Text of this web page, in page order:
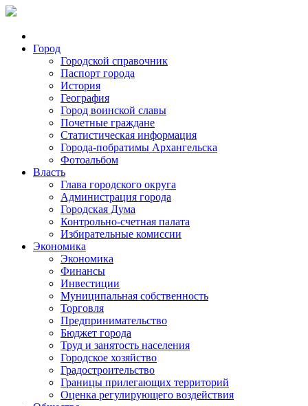
Город
Городской справочник
Паспорт города
История
География
Город воинской славы
Почетные граждане
Статистическая информация
Города-побратимы Архангельска
Фотоальбом
Власть
Глава городского округа
Администрация города
Городская Дума
Контрольно-счетная палата
Избирательные комиссии
Экономика
Экономика
Финансы
Инвестиции
Муниципальная собственность
Торговля
Предпринимательство
Бюджет города
Труд и занятость населения
Городское хозяйство
Градостроительство
Границы прилегающих территорий
Оценка регулирующего воздействия